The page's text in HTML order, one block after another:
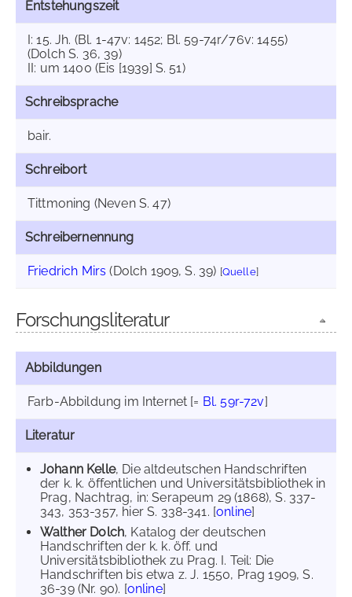
Entstehungszeit
I: 15. Jh. (Bl. 1-47v: 1452; Bl. 59-74r/76v: 1455)
(Dolch S. 36, 39)
II: um 1400 (Eis [1939] S. 51)
Schreibsprache
bair.
Schreibort
Tittmoning (Neven S. 47)
Schreibernennung
Friedrich Mirs (Dolch 1909, S. 39) [Quelle]
Forschungsliteratur
Abbildungen
Farb-Abbildung im Internet [= Bl. 59r-72v]
Literatur
Johann Kelle, Die altdeutschen Handschriften
der k. k. öffentlichen und Universitätsbibliothek in
Prag, Nachtrag, in: Serapeum 29 (1868), S. 337-
343, 353-357, hier S. 338-341. [online]
Walther Dolch, Katalog der deutschen
Handschriften der k. k. öff. und
Universitätsbibliothek zu Prag. I. Teil: Die
Handschriften bis etwa z. J. 1550, Prag 1909, S.
36-39 (Nr. 90). [online]